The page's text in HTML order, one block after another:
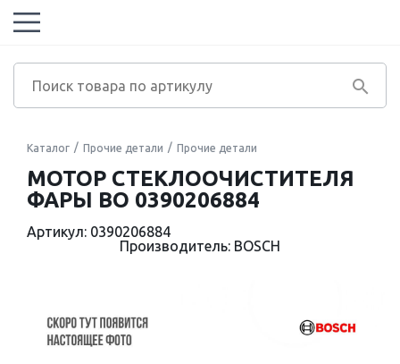
Каталог Прочие детали Прочие детали
МОТОР СТЕКЛООЧИСТИТЕЛЯ
ФАРЫ BO 0390206884
Артикул: 0390206884
Производитель: BOSCH